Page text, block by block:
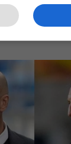
ishte